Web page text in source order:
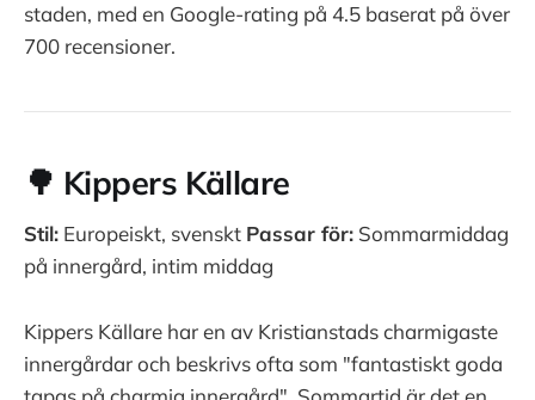
staden, med en Google-rating på 4.5 baserat på över
700 recensioner.
🌳 Kippers Källare
Stil: Europeiskt, svenskt Passar för: Sommarmiddag
på innergård, intim middag
Kippers Källare har en av Kristianstads charmigaste
innergårdar och beskrivs ofta som "fantastiskt goda